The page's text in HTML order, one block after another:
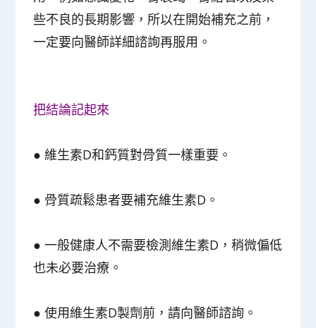
些不良的長期影響，所以在開始補充之前，
一定要向醫師詳細諮詢再服用。
把結論記起來
● 維生素D和鈣質對骨質一樣重要。
● 骨質疏鬆患者要補充維生素D。
● 一般健康人不需要檢測維生素D，稍微偏低
也未必要治療。
● 使用維生素D製劑前，請向醫師諮詢。